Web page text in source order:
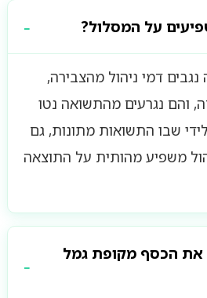
על המסלול?
דמי ניהול מהצבירה,
והם נגרעים מהתשואה נטו
שבו התשואות מתונות, גם
משפיע מהותית על התוצאה
הכסף מקופת גמל